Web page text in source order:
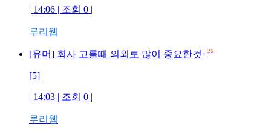
| 14:06 | 조회 0 |
루리웹
[유머] 회사 고를때 의외로 많이 중요한것 +26
[5]
| 14:03 | 조회 0 |
루리웹